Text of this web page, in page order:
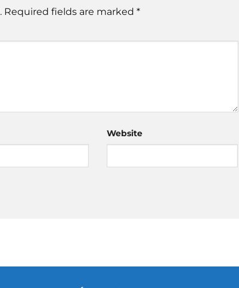
Required fields are marked *
Website